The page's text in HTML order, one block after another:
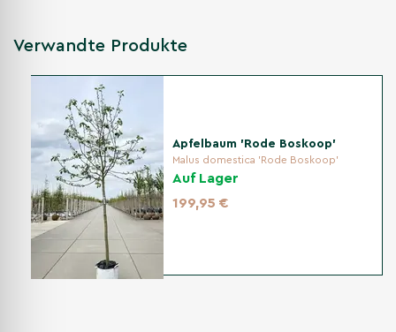
Verwandte Produkte
Apfelbaum 'Rode Boskoop'
Malus domestica 'Rode Boskoop'
Auf Lager
199,95 €